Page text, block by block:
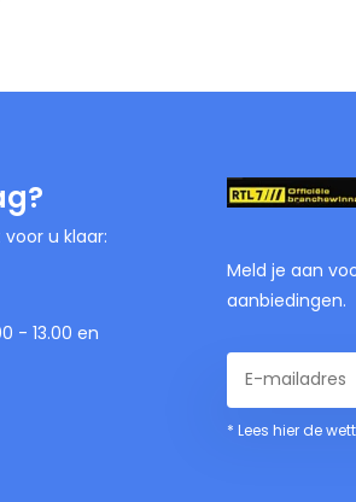
u klaar:
- 13.00 en
Meld je aan
aanbiedingen.
* Lees hier de